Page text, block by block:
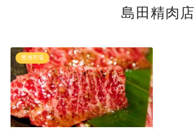
島田精肉店
豊洲市場